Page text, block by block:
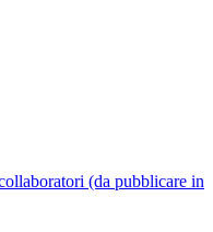
(da pubblicare in